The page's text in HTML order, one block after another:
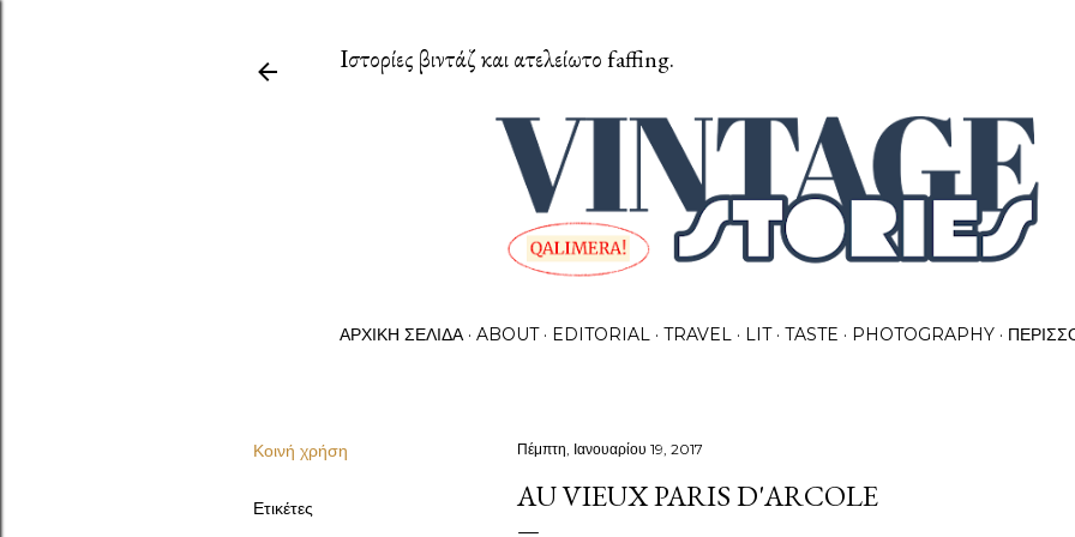
Ιστορίες βιντάζ και ατελείωτο faffing.
ΑΡΧΙΚΉ ΣΕΛΊΔΑ ABOUT EDITORIAL TRAVEL LIT TASTE PHOTOGRAPHY
Κοινή χρήση
Ετικέτες
Πέμπτη, Ιανουαρίου 19, 2017
AU VIEUX PARIS D'ARCOLE